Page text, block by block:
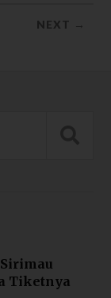
NEXT →
Tiketnya